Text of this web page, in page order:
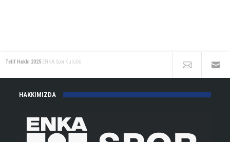
Telif Hakkı 2025 ENKA Spor Kulübü
HAKKIMIZDA